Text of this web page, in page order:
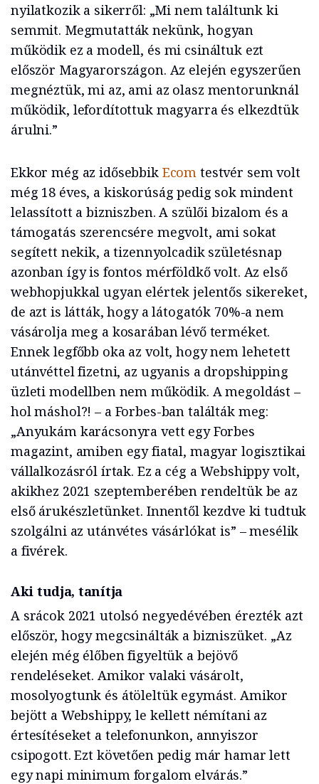
nyilatkozik a sikerről: „Mi nem találtunk ki
semmit. Megmutatták nekünk, hogyan
működik ez a modell, és mi csináltuk ezt
először Magyarországon. Az elején egyszerűen
megnéztük, mi az, ami az olasz mentorunknál
működik, lefordítottuk magyarra és elkezdtük
árulni.”
Ekkor még az idősebbik Ecom testvér sem volt
még 18 éves, a kiskorúság pedig sok mindent
lelassított a bizniszben. A szülői bizalom és a
támogatás szerencsére megvolt, ami sokat
segített nekik, a tizennyolcadik születésnap
azonban így is fontos mérföldkő volt. Az első
webhopjukkal ugyan elértek jelentős sikereket,
de azt is látták, hogy a látogatók 70%-a nem
vásárolja meg a kosarában lévő terméket.
Ennek legfőbb oka az volt, hogy nem lehetett
utánvéttel fizetni, az ugyanis a dropshipping
üzleti modellben nem működik. A megoldást –
hol máshol?! – a Forbes-ban találták meg:
„Anyukám karácsonyra vett egy Forbes
magazint, amiben egy fiatal, magyar logisztikai
vállalkozásról írtak. Ez a cég a Webshippy volt,
akikhez 2021 szeptemberében rendeltük be az
első árukészletünket. Innentől kezdve ki tudtuk
szolgálni az utánvétes vásárlókat is” – mesélik
a fivérek.
Aki tudja, tanítja
A srácok 2021 utolsó negyedévében érezték azt
először, hogy megcsinálták a bizniszüket. „Az
elején még élőben figyeltük a bejövő
rendeléseket. Amikor valaki vásárolt,
mosolyogtunk és átöleltük egymást. Amikor
bejött a Webshippy, le kellett némítani az
értesítéseket a telefonunkon, annyiszor
csipogott. Ezt követően pedig már hamar lett
egy napi minimum forgalom elvárás.”